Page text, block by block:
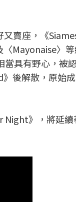
又賣座 ，
《
〈Mayonaise〉
具有野心，被
後解散，原始
Night》，將延續